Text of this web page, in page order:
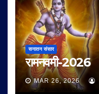
सनातन संसार
रामनवमी-2026
MAR 26, 2026